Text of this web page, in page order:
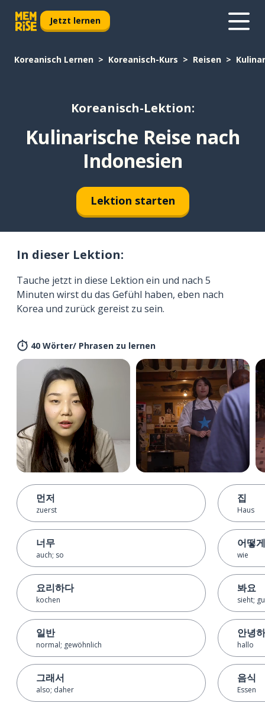
Jetzt lernen
Koreanisch Lernen Koreanisch-Kurs Reisen
Koreanisch-Lektion:
Kulinarische Reise nach
Indonesien
Lektion starten
In dieser Lektion:
Tauche jetzt in diese Lektion ein und nach 5
Minuten wirst du das Gefühl haben, eben nach
Korea und zurück gereist zu sein.
40 Wörter/ Phrasen zu lernen
먼저
zuerst
너무
auch; so
요리하다
kochen
일반
normal; gewöhnlich
그래서
also; daher
집
Haus
어떻게
wie
봐요
sieht;
안녕
hallo
음식
Essen